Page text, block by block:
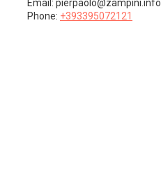
Email: pierpaolo@zampini.info
Phone: +393395072121